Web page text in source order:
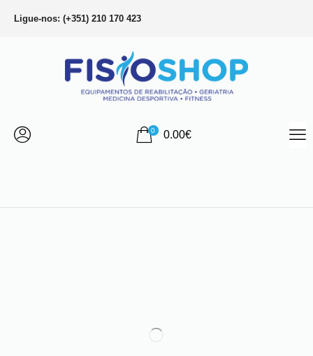
Ligue-nos: (+351) 210 170 423
0 0.00€